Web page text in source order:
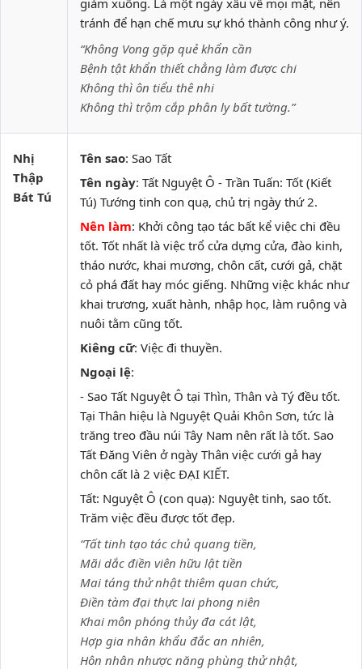
giảm xuống. Là một ngày xấu về mọi mặt, nên
tránh để hạn chế mưu sự khó thành công như ý.
“Không Vong gặp quẻ khẩn cần
Bệnh tật khẩn thiết chẳng làm được chi
Không thì ôn tiểu thê nhi
Không thì trộm cắp phân ly bất tường.”
Nhị
Thập
Bát Tú
Tên sao: Sao Tất
Tên ngày: Tất Nguyệt Ô - Trần Tuấn: Tốt (Kiết
Tú) Tướng tinh con quạ, chủ trị ngày thứ 2.
Nên làm: Khởi công tạo tác bất kể việc chi đều
tốt. Tốt nhất là việc trổ cửa dựng cửa, đào kinh,
tháo nước, khai mương, chôn cất, cưới gả, chặt
cỏ phá đất hay móc giếng. Những việc khác như
khai trương, xuất hành, nhập học, làm ruộng và
nuôi tằm cũng tốt.
Kiêng cữ: Việc đi thuyền.
Ngoại lệ:
- Sao Tất Nguyệt Ô tại Thìn, Thân và Tý đều tốt.
Tại Thân hiệu là Nguyệt Quải Khôn Sơn, tức là
trăng treo đầu núi Tây Nam nên rất là tốt. Sao
Tất Đăng Viên ở ngày Thân việc cưới gả hay
chôn cất là 2 việc ĐẠI KIẾT.
Tất: Nguyệt Ô (con quạ): Nguyệt tinh, sao tốt.
Trăm việc đều được tốt đẹp.
“Tất tinh tạo tác chủ quang tiền,
Mãi dắc điền viên hữu lật tiền
Mai táng thử nhật thiêm quan chức,
Điền tàm đại thực lai phong niên
Khai môn phóng thủy đa cát lật,
Hợp gia nhân khẩu đắc an nhiên,
Hôn nhân nhược năng phùng thử nhật,